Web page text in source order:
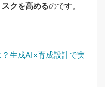
クを高めるのです。
生成AI×育成設計で実